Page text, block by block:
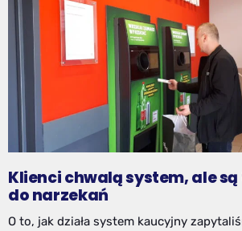
Klienci chwalą system, ale
do narzekań
O to, jak działa system kaucyjny